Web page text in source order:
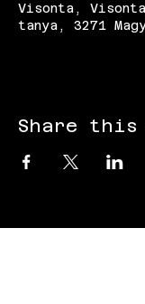
Visonta,
tanya, 3271
Share this